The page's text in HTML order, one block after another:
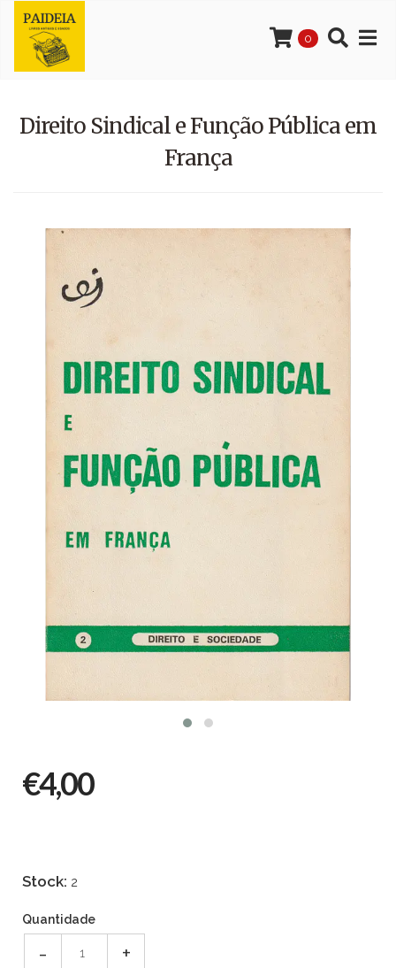
0
Direito Sindical e Função Pública em
França
€4,00
Stock: 2
Quantidade
- +